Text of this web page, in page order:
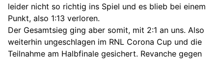
leider nicht so richtig ins Spiel und es blieb bei einem
Punkt, also 1:13 verloren.
Der Gesamtsieg ging aber somit, mit 2:1 an uns. Also
weiterhin ungeschlagen im RNL Corona Cup und die
Teilnahme am Halbfinale gesichert. Revanche gegen